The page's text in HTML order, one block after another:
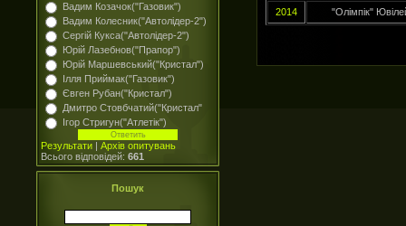
Вадим Козачок("Газовик")
Вадим Колесник("Автолідер-2")
Сергій Кукса("Автолідер-2")
Юрій Лазебнов("Прапор")
Юрій Маршевський("Кристал")
Ілля Приймак("Газовик")
Євген Рубан("Кристал")
Дмитро Стовбчатий("Кристал"
Ігор Стригун("Атлетік")
Результати | Архів опитувань
Всього відповідей: 661
Пошук
2014 "Олімпік"